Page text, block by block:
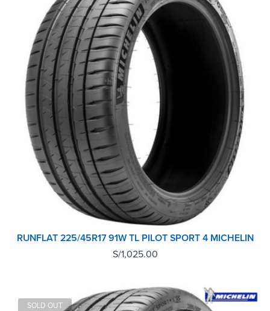
RUNFLAT 225/45R17 91W TL PILOT SPORT 4 MICHELIN
S/1,025.00
SOLD OUT